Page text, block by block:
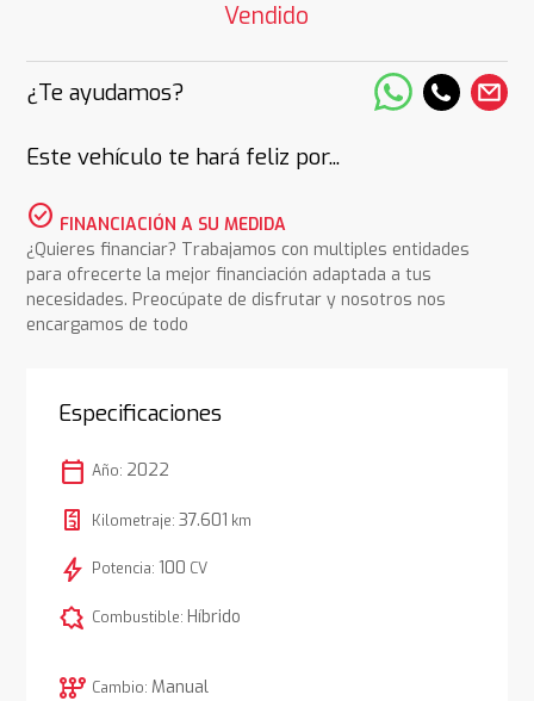
Vendido
¿Te ayudamos?
Este vehículo te hará feliz por...
check_circle FINANCIACIÓN A SU MEDIDA
¿Quieres financiar? Trabajamos con multiples entidades
para ofrecerte la mejor financiación adaptada a tus
necesidades. Preocúpate de disfrutar y nosotros nos
encargamos de todo
Especificaciones
calendar_today Año: 2022
Kilometraje: 37.601 km
bolt Potencia: 100 CV
comic_bubble Combustible: Híbrido
auto_transmission Cambio: Manual